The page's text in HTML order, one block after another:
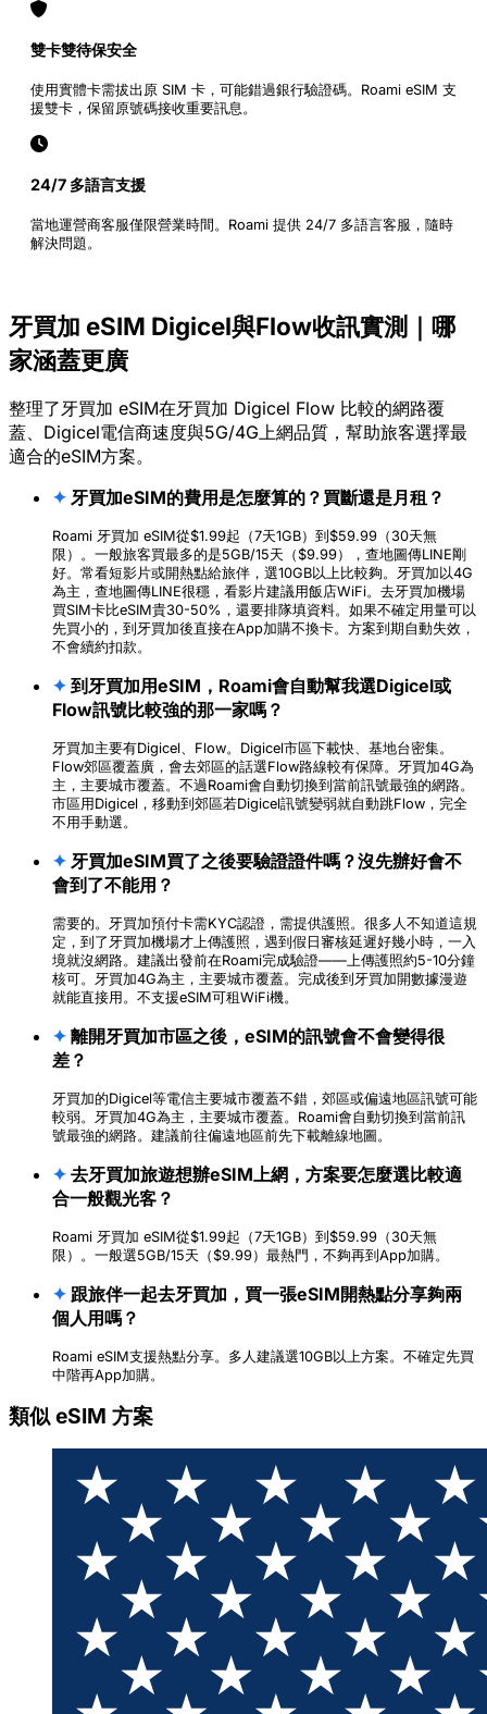
雙卡雙待保安全
使用實體卡需拔出原 SIM 卡，可能錯過銀行驗證碼。Roami eSIM 支
援雙卡，保留原號碼接收重要訊息。
24/7 多語言支援
當地運營商客服僅限營業時間。Roami 提供 24/7 多語言客服，隨時
解決問題。
牙買加 eSIM Digicel與Flow收訊實測｜哪
家涵蓋更廣
整理了牙買加 eSIM在牙買加 Digicel Flow 比較的網路覆
蓋、Digicel電信商速度與5G/4G上網品質，幫助旅客選擇最
適合的eSIM方案。
✦ 牙買加eSIM的費用是怎麼算的？買斷還是月租？
Roami 牙買加 eSIM從$1.99起（7天1GB）到$59.99（30天無
限）。一般旅客買最多的是5GB/15天（$9.99），查地圖傳LINE剛
好。常看短影片或開熱點給旅伴，選10GB以上比較夠。牙買加以4G
為主，查地圖傳LINE很穩，看影片建議用飯店WiFi。去牙買加機場
買SIM卡比eSIM貴30-50%，還要排隊填資料。如果不確定用量可以
先買小的，到牙買加後直接在App加購不換卡。方案到期自動失效，
不會續約扣款。
✦ 到牙買加用eSIM，Roami會自動幫我選Digicel或
Flow訊號比較強的那一家嗎？
牙買加主要有Digicel、Flow。Digicel市區下載快、基地台密集。
Flow郊區覆蓋廣，會去郊區的話選Flow路線較有保障。牙買加4G為
主，主要城市覆蓋。不過Roami會自動切換到當前訊號最強的網路。
市區用Digicel，移動到郊區若Digicel訊號變弱就自動跳Flow，完全
不用手動選。
✦ 牙買加eSIM買了之後要驗證證件嗎？沒先辦好會不
會到了不能用？
需要的。牙買加預付卡需KYC認證，需提供護照。很多人不知道這規
定，到了牙買加機場才上傳護照，遇到假日審核延遲好幾小時，一入
境就沒網路。建議出發前在Roami完成驗證——上傳護照約5-10分鐘
核可。牙買加4G為主，主要城市覆蓋。完成後到牙買加開數據漫遊
就能直接用。不支援eSIM可租WiFi機。
✦ 離開牙買加市區之後，eSIM的訊號會不會變得很
差？
牙買加的Digicel等電信主要城市覆蓋不錯，郊區或偏遠地區訊號可能
較弱。牙買加4G為主，主要城市覆蓋。Roami會自動切換到當前訊
號最強的網路。建議前往偏遠地區前先下載離線地圖。
✦ 去牙買加旅遊想辦eSIM上網，方案要怎麼選比較適
合一般觀光客？
Roami 牙買加 eSIM從$1.99起（7天1GB）到$59.99（30天無
限）。一般選5GB/15天（$9.99）最熱門，不夠再到App加購。
✦ 跟旅伴一起去牙買加，買一張eSIM開熱點分享夠兩
個人用嗎？
Roami eSIM支援熱點分享。多人建議選10GB以上方案。不確定先買
中階再App加購。
類似 eSIM 方案